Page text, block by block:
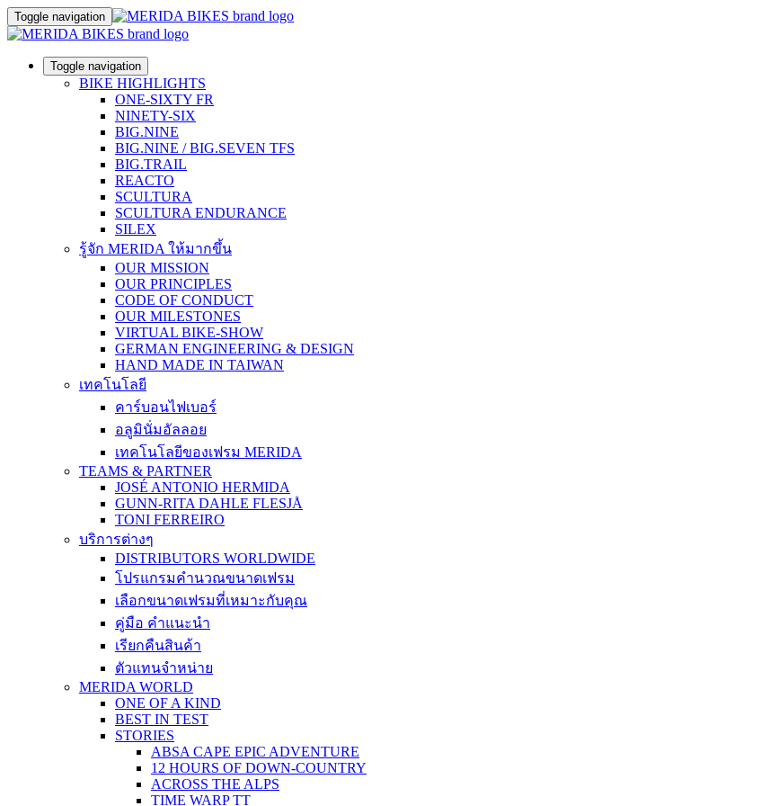
Toggle navigation
Toggle navigation
BIKE HIGHLIGHTS
ONE-SIXTY FR
NINETY-SIX
BIG.NINE
BIG.NINE / BIG.SEVEN TFS
BIG.TRAIL
REACTO
SCULTURA
SCULTURA ENDURANCE
SILEX
รู้จัก MERIDA ให้มากขึ้น
OUR MISSION
OUR PRINCIPLES
CODE OF CONDUCT
OUR MILESTONES
VIRTUAL BIKE-SHOW
GERMAN ENGINEERING & DESIGN
HAND MADE IN TAIWAN
เทคโนโลยี
คาร์บอนไฟเบอร์
อลูมินั่มอัลลอย
เทคโนโลยีของเฟรม MERIDA
TEAMS & PARTNER
JOSÉ ANTONIO HERMIDA
GUNN-RITA DAHLE FLESJÅ
TONI FERREIRO
บริการต่างๆ
DISTRIBUTORS WORLDWIDE
โปรแกรมคำนวณขนาดเฟรม
เลือกขนาดเฟรมที่เหมาะกับคุณ
คู่มือ คำแนะนำ
เรียกคืนสินค้า
ตัวแทนจำหน่าย
MERIDA WORLD
ONE OF A KIND
BEST IN TEST
STORIES
ABSA CAPE EPIC ADVENTURE
12 HOURS OF DOWN-COUNTRY
ACROSS THE ALPS
TIME WARP TT